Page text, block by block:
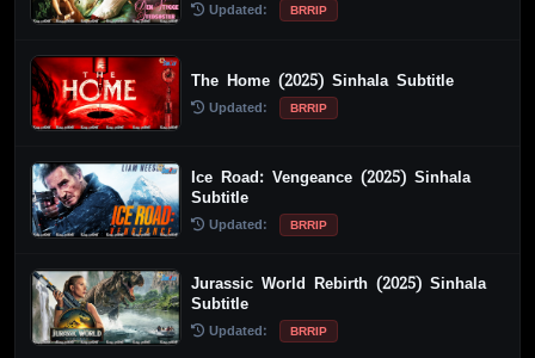
Updated: BRRIP
The Home (2025) Sinhala Subtitle
Updated: BRRIP
Ice Road: Vengeance (2025) Sinhala
Subtitle
Updated: BRRIP
Jurassic World Rebirth (2025) Sinhala
Subtitle
Updated: BRRIP